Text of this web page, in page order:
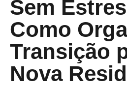
Sem
Como
Transição
Nova